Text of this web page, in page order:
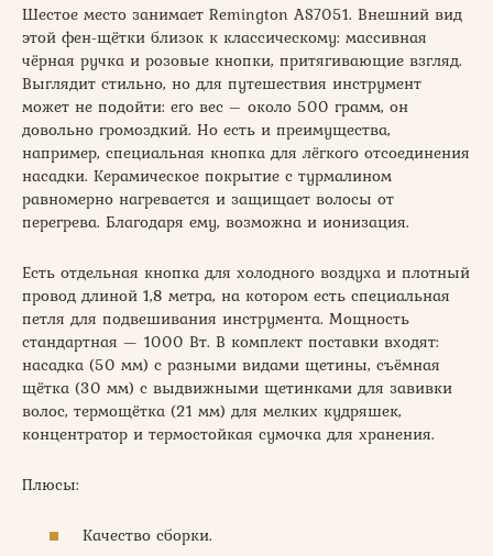
Шестое место занимает Remington AS7051. Внешний вид
этой фен-щётки близок к классическому: массивная
чёрная ручка и розовые кнопки, притягивающие взгляд.
Выглядит стильно, но для путешествия инструмент
может не подойти: его вес – около 500 грамм, он
довольно громоздкий. Но есть и преимущества,
например, специальная кнопка для лёгкого отсоединения
насадки. Керамическое покрытие с турмалином
равномерно нагревается и защищает волосы от
перегрева. Благодаря ему, возможна и ионизация.
Есть отдельная кнопка для холодного воздуха и плотный
провод длиной 1,8 метра, на котором есть специальная
петля для подвешивания инструмента. Мощность
стандартная — 1000 Вт. В комплект поставки входят:
насадка (50 мм) с разными видами щетины, съёмная
щётка (30 мм) с выдвижными щетинками для завивки
волос, термощётка (21 мм) для мелких кудряшек,
концентратор и термостойкая сумочка для хранения.
Плюсы:
Качество сборки.